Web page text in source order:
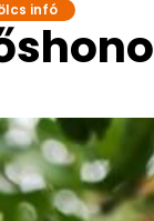
infó